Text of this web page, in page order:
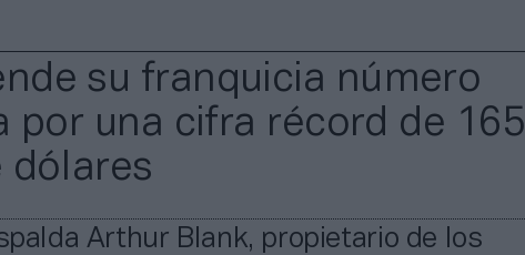
su franquicia número
por una cifra récord de 165
dólares
Arthur Blank, propietario de los